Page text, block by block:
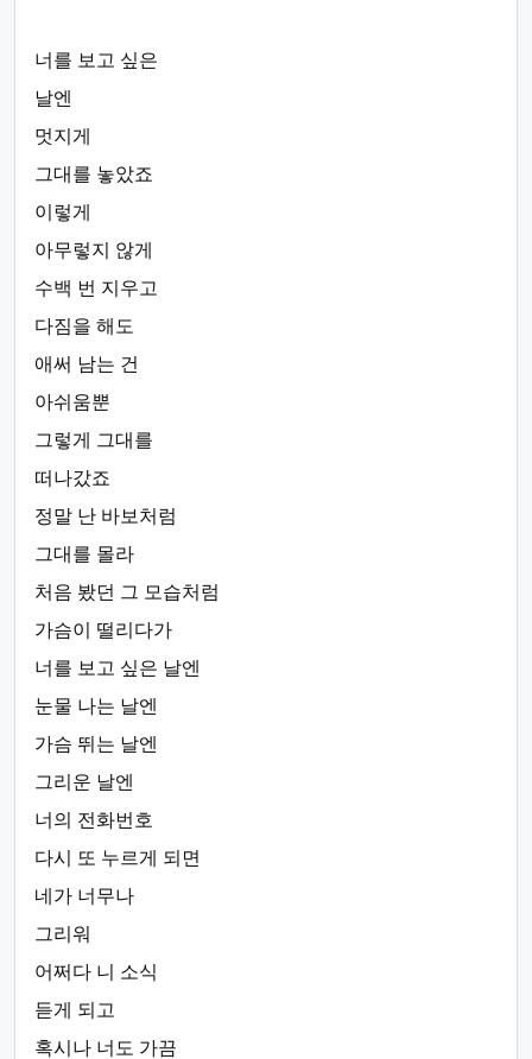
너를 보고 싶은
날엔
멋지게
그대를 놓았죠
이렇게
아무렇지 않게
수백 번 지우고
다짐을 해도
애써 남는 건
아쉬움뿐
그렇게 그대를
떠나갔죠
정말 난 바보처럼
그대를 몰라
처음 봤던 그 모습처럼
가슴이 떨리다가
너를 보고 싶은 날엔
눈물 나는 날엔
가슴 뛰는 날엔
그리운 날엔
너의 전화번호
다시 또 누르게 되면
네가 너무나
그리워
어쩌다 니 소식
듣게 되고
혹시나 너도 가끔